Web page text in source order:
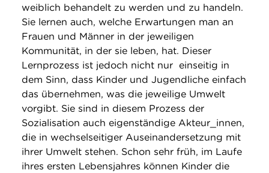
weiblich behandelt zu werden und zu handeln.
Sie lernen auch, welche Erwartungen man an
Frauen und Männer in der jeweiligen
Kommunität, in der sie leben, hat. Dieser
Lernprozess ist jedoch nicht nur einseitig in
dem Sinn, dass Kinder und Jugendliche einfach
das übernehmen, was die jeweilige Umwelt
vorgibt. Sie sind in diesem Prozess der
Sozialisation auch eigenständige Akteur_innen,
die in wechselseitiger Auseinandersetzung mit
ihrer Umwelt stehen. Schon sehr früh, im Laufe
ihres ersten Lebensjahres können Kinder die